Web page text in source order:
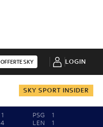
OFFERTE SKY LOGIN
SKY SPORT INSIDER
1
4
PSG
1
LEN
1